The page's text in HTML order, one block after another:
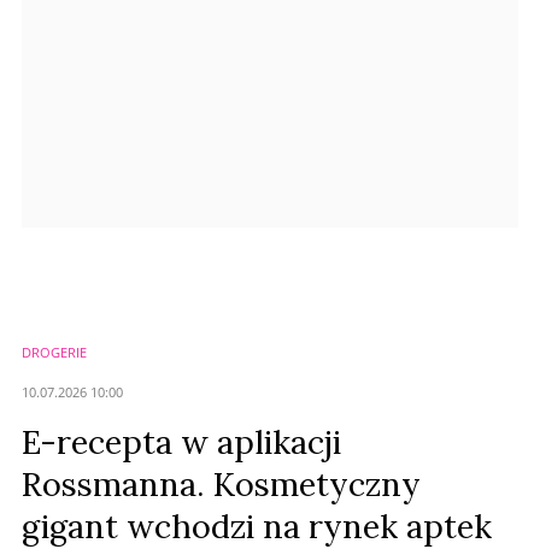
DROGERIE
10.07.2026 10:00
E-recepta w aplikacji
Rossmanna. Kosmetyczny
gigant wchodzi na rynek aptek